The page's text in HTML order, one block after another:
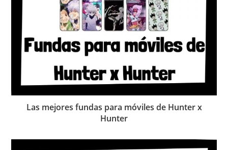
Las mejores fundas para móviles de Hunter x
Hunter